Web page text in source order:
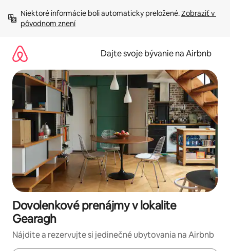
obsah.
Niektoré informácie boli automaticky preložené. Zobraziť v
pôvodnom znení
Dajte svoje bývanie na Airbnb
Dovolenkové prenájmy v lokalite
Gearagh
Nájdite a rezervujte si jedinečné ubytovania na Airbnb